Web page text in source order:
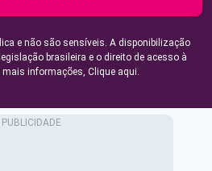
e não são sensíveis. A disponibilização
brasileira e o direito de acesso à
informações, Clique aqui.